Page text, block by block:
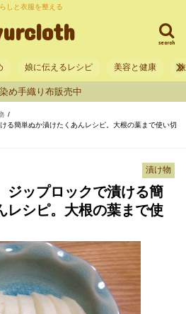
しと衣服を整える
search
娘に伝えるレシピ 美容と健康
め手織り布販売中
簡単ぬか漬けたくあんレシピ。大根の葉まで使い切
漬け物
ップロックで漬ける簡
レシピ。大根の葉まで使